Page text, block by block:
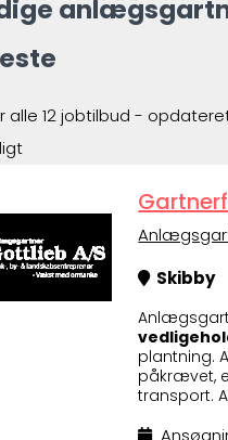
alle 12 jobtilbud -
Skibby
plantning.
påkrævet,
transport.